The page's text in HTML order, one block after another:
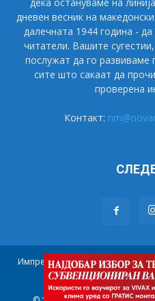
дневен весник на
далечната 1944 година -
читатели. Вашите
послужат да го
сите што сакаат да
проверена
Контакт:
Импресум Маркетинг